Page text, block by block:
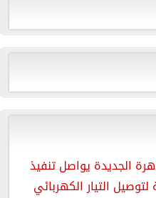
الجديدة يواصل تنفيذ
لتوصيل التيار الكهربائي